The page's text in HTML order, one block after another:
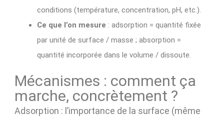
conditions (température, concentration, pH, etc.).
Ce que l’on mesure : adsorption = quantité fixée
par unité de surface / masse ; absorption =
quantité incorporée dans le volume / dissoute.
Mécanismes : comment ça
marche, concrètement ?
Adsorption : l’importance de la surface (même